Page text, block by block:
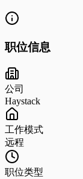
职位信息
公司
Haystack
工作模式
远程
职位类型